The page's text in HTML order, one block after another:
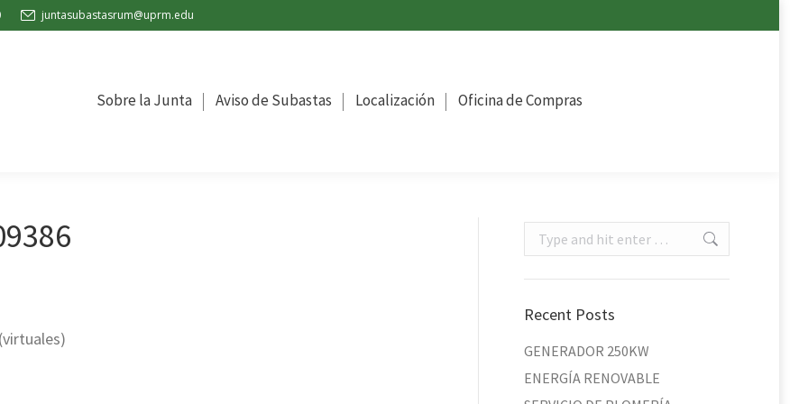
juntasubastasrum@uprm.edu
Sobre la Junta Aviso de Subastas Localización Oficina de Compras
Search:
Recent Posts
GENERADOR 250KW
ENERGÍA RENOVABLE
Junta Aviso de Subastas